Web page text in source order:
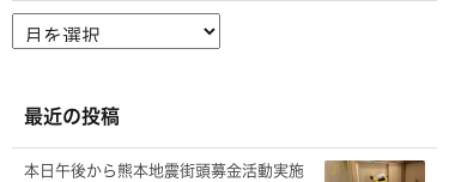
ー
ブ
最近の投稿
本日午後から熊本地震街頭募金活動実施